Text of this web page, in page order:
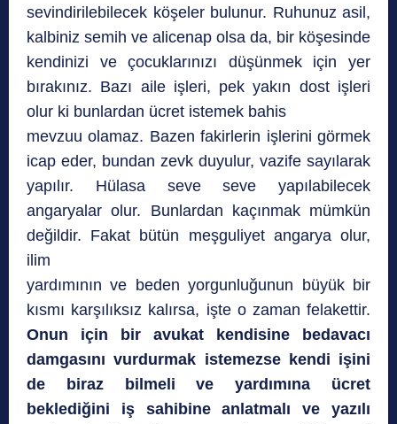
sevindirilebilecek köşeler bulunur. Ruhunuz asil,
kalbiniz semih ve alicenap olsa da, bir köşesinde
kendinizi ve çocuklarınızı düşünmek için yer
bırakınız. Bazı aile işleri, pek yakın dost işleri
olur ki bunlardan ücret istemek bahis
mevzuu olamaz. Bazen fakirlerin işlerini görmek
icap eder, bundan zevk duyulur, vazife sayılarak
yapılır. Hülasa seve seve yapılabilecek
angaryalar olur. Bunlardan kaçınmak mümkün
değildir. Fakat bütün meşguliyet angarya olur,
ilim
yardımının ve beden yorgunluğunun büyük bir
kısmı karşılıksız kalırsa, işte o zaman felakettir.
Onun için bir avukat kendisine bedavacı
damgasını vurdurmak istemezse kendi işini
de biraz bilmeli ve yardımına ücret
beklediğini iş sahibine anlatmalı ve yazılı